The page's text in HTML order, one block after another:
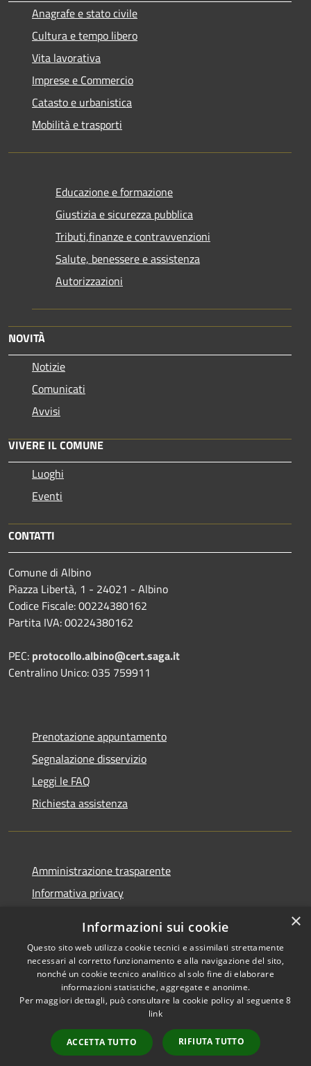
Anagrafe e stato civile
Cultura e tempo libero
Vita lavorativa
Imprese e Commercio
Catasto e urbanistica
Mobilità e trasporti
Educazione e formazione
Giustizia e sicurezza pubblica
Tributi,finanze e contravvenzioni
Salute, benessere e assistenza
Autorizzazioni
NOVITÀ
Notizie
Comunicati
Avvisi
VIVERE IL COMUNE
Luoghi
Eventi
CONTATTI
Comune di Albino
Piazza Libertà, 1 - 24021 - Albino
Codice Fiscale: 00224380162
Partita IVA: 00224380162
PEC: protocollo.albino@cert.saga.it
Centralino Unico: 035 759911
Prenotazione appuntamento
Segnalazione disservizio
Leggi le FAQ
Richiesta assistenza
Amministrazione trasparente
Informativa privacy
Dichiarazione di accessibilità
RSS
Copyright © 2026 • Comune di
Municipium•
Accesso
redazione
×
Informazioni sui cookie
Questo sito web utilizza cookie tecnici e assimilati strettamente
necessari al corretto funzionamento e alla navigazione del sito,
nonché un cookie tecnico analitico al solo fine di elaborare
informazioni statistiche, aggregate e anonime.
Per maggiori dettagli, può consultare la cookie policy al seguente8
link
ACCETTA TUTTO RIFIUTA TUTTO